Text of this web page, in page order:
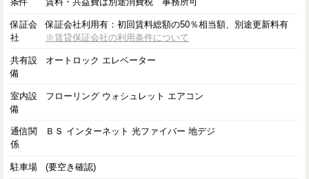
保証会
社
保証会社利用有：初回賃料総額の50％相当額、別途更新料有
※賃貸保証会社の利用条件について
共有設
備
オートロック エレベーター
室内設
備
フローリング ウォシュレット エアコン
通信関
係
ＢＳ インターネット 光ファイバー 地デジ
駐車場 (要空き確認)